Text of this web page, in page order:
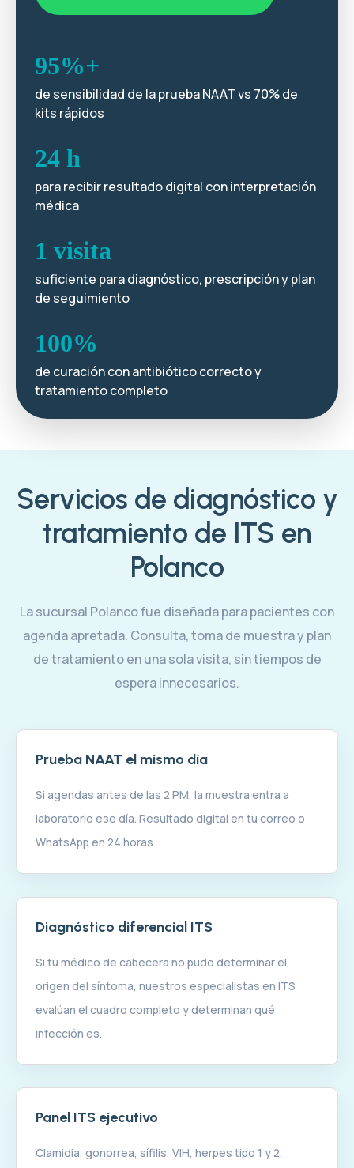
95%+
de sensibilidad de la prueba NAAT vs 70% de
kits rápidos
24 h
para recibir resultado digital con interpretación
médica
1 visita
suficiente para diagnóstico, prescripción y plan
de seguimiento
100%
de curación con antibiótico correcto y
tratamiento completo
Servicios de diagnóstico y
tratamiento de ITS en
Polanco
La sucursal Polanco fue diseñada para pacientes con
agenda apretada. Consulta, toma de muestra y plan
de tratamiento en una sola visita, sin tiempos de
espera innecesarios.
Prueba NAAT el mismo día
Si agendas antes de las 2 PM, la muestra entra a
laboratorio ese día. Resultado digital en tu correo o
WhatsApp en 24 horas.
Diagnóstico diferencial ITS
Si tu médico de cabecera no pudo determinar el
origen del síntoma, nuestros especialistas en ITS
evalúan el cuadro completo y determinan qué
infección es.
Panel ITS ejecutivo
Clamidia, gonorrea, sífilis, VIH, herpes tipo 1 y 2,